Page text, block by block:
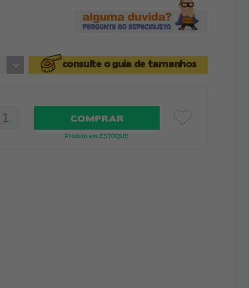
consulte oguia de tamanhos
COMPRAR
Produto em ESTOQUE